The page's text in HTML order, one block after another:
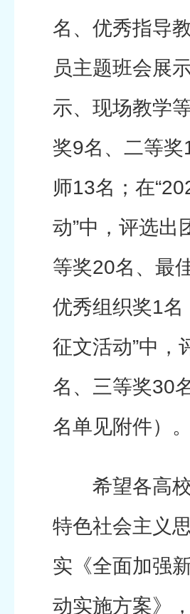
名、优秀指导
员主题班会展
示、现场教学
奖9名、二等
师13名；在
动”中，评选出
等奖20名、最
优秀组织奖1名
征文活动”中，
名、三等奖30
名单见附件）。
希望各高校
特色社会主义
实《全面加强
动实施方案》